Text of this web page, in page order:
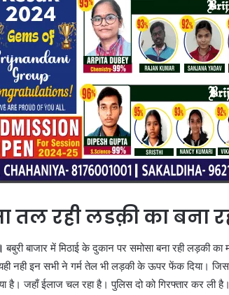
तल रही लडक़ी का बना
बबुरी बाजार में मिठाई के दुकान पर समोसा बना रही लड़की
नही इन सभी ने गर्म तेल भी लड़की के ऊपर फेंक दिया।
है। जहाँ ईलाज चल रहा है। पुलिस दो को गिरफ्तार कर ली है।